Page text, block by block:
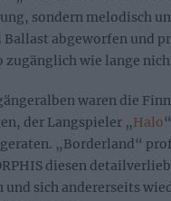
sondern melodisch
Ballast abgeworfen und
zugänglich wie lange
waren die
der Langspieler „Halo
„Borderland“
diesen
und sich andererseits